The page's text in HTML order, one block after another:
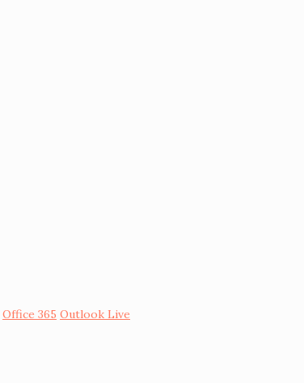
Office 365 Outlook Live